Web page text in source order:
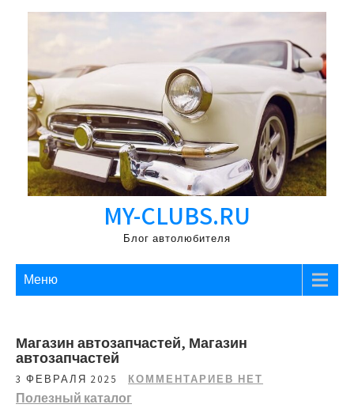
Перейти
MY-CLUBS.RU
Блог автолюбителя
Меню
Магазин автозапчастей, Магазин
автозапчастей
3 ФЕВРАЛЯ 2025 КОММЕНТАРИЕВ НЕТ
Полезный каталог